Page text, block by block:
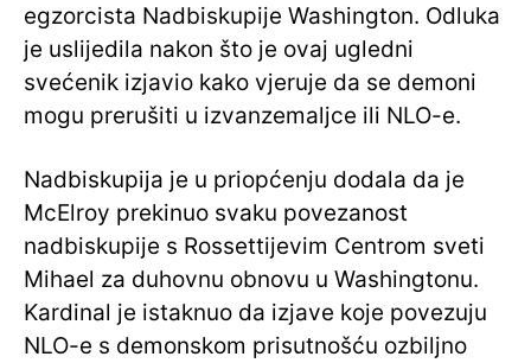
egzorcista Nadbiskupije Washington. Odluka
je uslijedila nakon što je ovaj ugledni
svećenik izjavio kako vjeruje da se demoni
mogu prerušiti u izvanzemaljce ili NLO-e.
Nadbiskupija je u priopćenju dodala da je
McElroy prekinuo svaku povezanost
nadbiskupije s Rossettijevim Centrom sveti
Mihael za duhovnu obnovu u Washingtonu.
Kardinal je istaknuo da izjave koje povezuju
NLO-e s demonskom prisutnošću ozbiljno